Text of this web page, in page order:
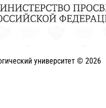
университет © 2026